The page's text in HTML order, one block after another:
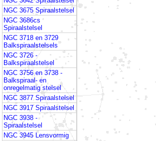
NGC 3675 Spiraalstelsel
NGC 3686cs
Spiraalstelsel
NGC 3718 en 3729
Balkspiraalstelsels
NGC 3726 -
Balkspiraalstelsel
NGC 3756 en 3738 -
Balkspiraal- en
onregelmatig stelsel
NGC 3877 Spiraalstelsel
NGC 3917 Spiraalstelsel
NGC 3938 -
Spiraalstelsel
NGC 3945 Lensvormig